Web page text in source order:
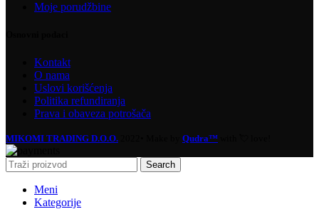
Moje porudžbine
Kontakt
O nama
Uslovi korišćenja
Politika refundiranja
Prava i obaveza potrošača
MIKOMI TRADING D.O.O. Qudra™
Search
Meni
Kategorije